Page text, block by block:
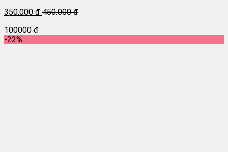
350.000 đ 450.000 đ
100000 đ
-22%